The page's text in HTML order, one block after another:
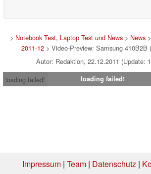
> Notebook Test, Laptop Test und News> News>
2011-12> Video-Preview: Samsung 410B2B
Autor: Redaktion, 22.12.2011 (Update:
loading failed!
loading failed!
Impressum| Team| Datenschutz|